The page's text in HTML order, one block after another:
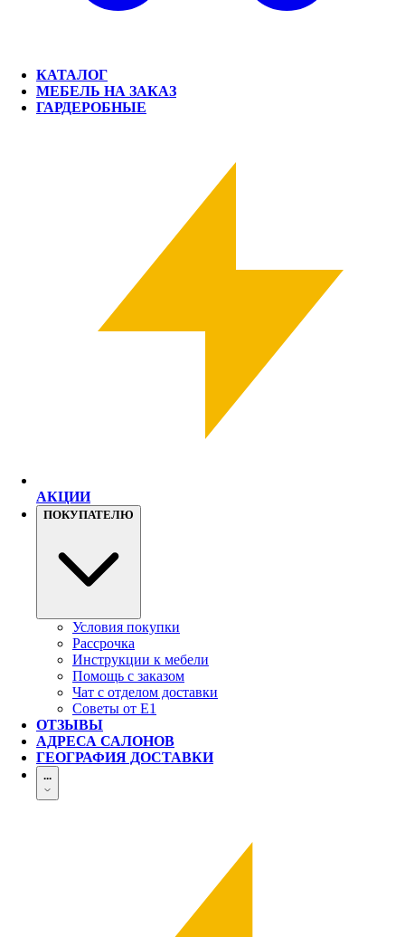
КАТАЛОГ
МЕБЕЛЬ НА ЗАКАЗ
ГАРДЕРОБНЫЕ
АКЦИИ
ПОКУПАТЕЛЮ
Условия покупки
Рассрочка
Инструкции к мебели
Помощь с заказом
Чат с отделом доставки
Советы от Е1
ОТЗЫВЫ
АДРЕСА САЛОНОВ
ГЕОГРАФИЯ ДОСТАВКИ
...